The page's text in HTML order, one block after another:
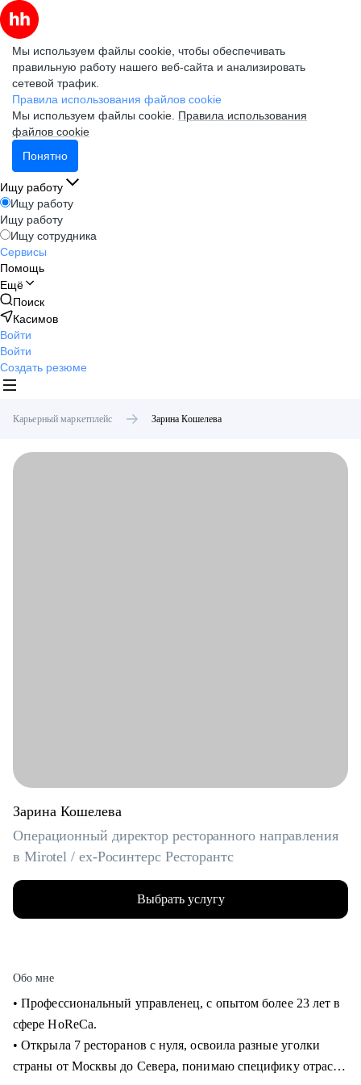
Мы используем файлы cookie, чтобы обеспечивать
правильную работу нашего веб-сайта и анализировать
сетевой трафик.
Правила использования файлов cookie
Мы используем файлы cookie. Правила использования
файлов cookie
Понятно
Ищу работу
Ищу работу
Ищу работу
Ищу сотрудника
Сервисы
Помощь
Ещё
Поиск
Касимов
Войти
Войти
Создать резюме
Карьерный маркетплейс Зарина Кошелева
Зарина Кошелева
Операционный директор ресторанного направления
в Mirotel / ex-Росинтерс Ресторантс
Выбрать услугу
Обо мне
• Профессиональный управленец, с опытом более 23 лет в
сфере HoReCa.
• Открыла 7 ресторанов с нуля, освоила разные уголки
страны от Москвы до Севера, понимаю специфику отрасли